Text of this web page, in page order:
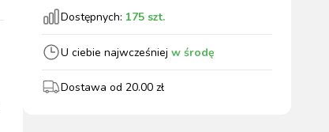
wszystkie
Dostępnych: 175 szt.
U ciebie najwcześniej w środę
Dostawa od 20.00 zł